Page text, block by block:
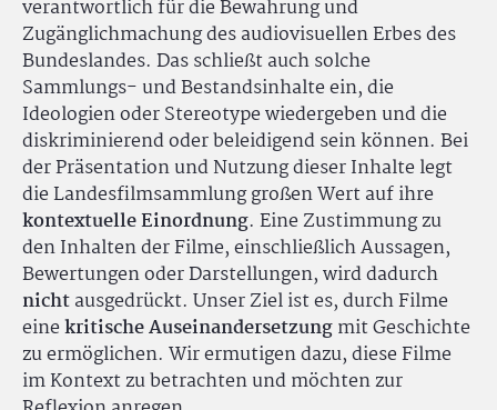
verantwortlich für die Bewahrung und
Zugänglichmachung des audiovisuellen Erbes des
Bundeslandes. Das schließt auch solche
Sammlungs- und Bestandsinhalte ein, die
Ideologien oder Stereotype wiedergeben und die
diskriminierend oder beleidigend sein können. Bei
der Präsentation und Nutzung dieser Inhalte legt
die Landesfilmsammlung großen Wert auf ihre
kontextuelle Einordnung. Eine Zustimmung zu
den Inhalten der Filme, einschließlich Aussagen,
Bewertungen oder Darstellungen, wird dadurch
nichtausgedrückt. Unser Ziel ist es, durch Filme
einekritische Auseinandersetzungmit Geschichte
zu ermöglichen. Wir ermutigen dazu, diese Filme
im Kontext zu betrachten und möchten zur